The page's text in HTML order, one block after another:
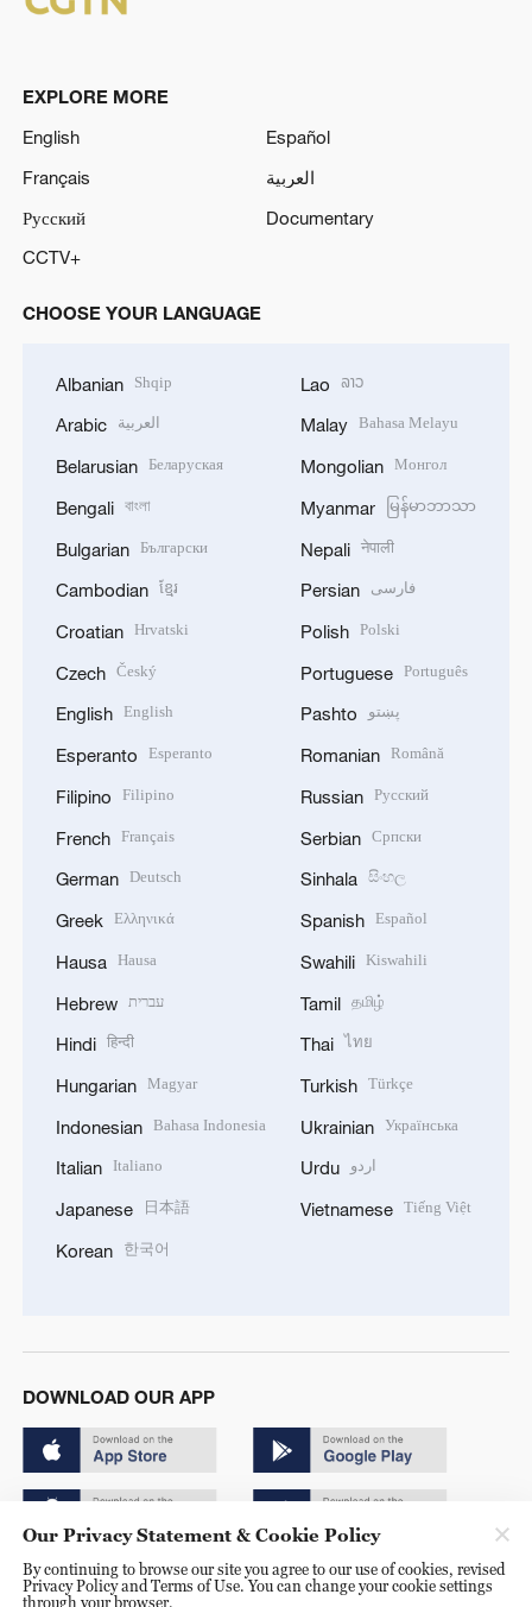
EXPLORE MORE
English
Español
Français
العربية
Русский
Documentary
CCTV+
CHOOSE YOUR LANGUAGE
Albanian Shqip
Arabic العربية
Belarusian Беларуская
Bengali বাংলা
Bulgarian Български
Cambodian ខ្មែរ
Croatian Hrvatski
Czech Český
English English
Esperanto Esperanto
Filipino Filipino
French Français
German Deutsch
Greek Ελληνικά
Hausa Hausa
Hebrew עברית
Hindi हिन्दी
Hungarian Magyar
Indonesian Bahasa Indonesia
Italian Italiano
Japanese 日本語
Korean 한국어
Lao ລາວ
Malay Bahasa Melayu
Mongolian Монгол
Myanmar မြန်မာဘာသာ
Nepali नेपाली
Persian فارسی
Polish Polski
Portuguese Português
Pashto پښتو
Romanian Română
Russian Русский
Serbian Српски
Sinhala සිංහල
Spanish Español
Swahili Kiswahili
Tamil தமிழ்
Thai ไทย
Turkish Türkçe
Ukrainian Українська
Urdu اردو
Vietnamese Tiếng Việt
DOWNLOAD OUR APP
Copyright © 2024 CGTN.
Our Privacy Statement & Cookie Policy
By continuing to browse our site you agree to our use of cookies, revised
Privacy Policy and Terms of Use. You can change your cookie settings
through your browser.